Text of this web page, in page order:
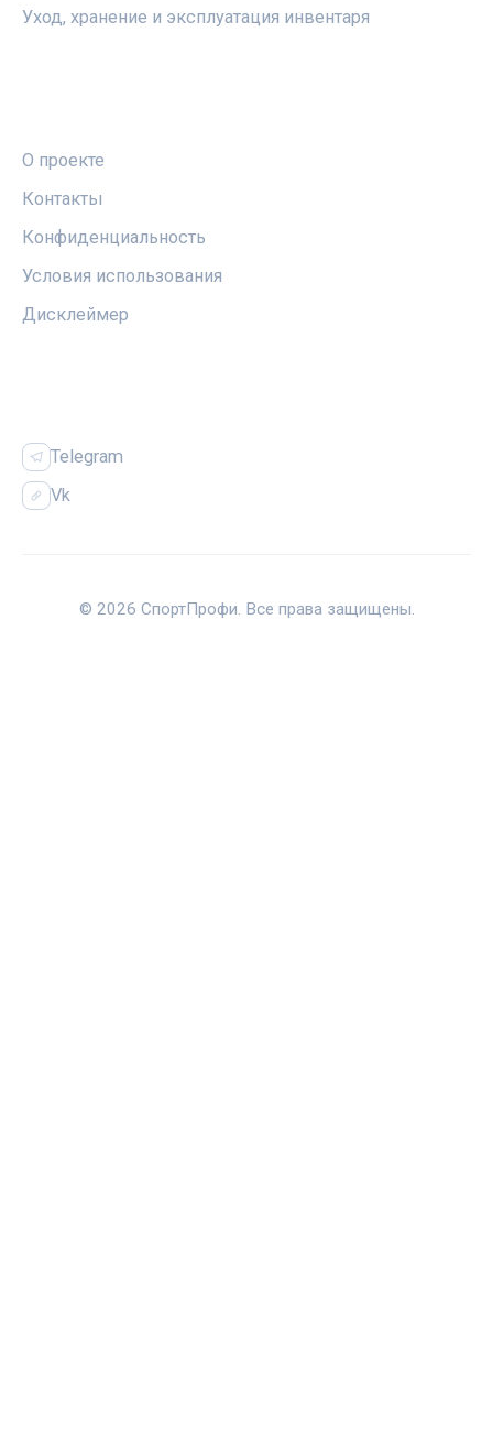
Уход, хранение и эксплуатация инвентаря
О проекте
Контакты
Конфиденциальность
Условия использования
Дисклеймер
Telegram
Vk
© 2026 СпортПрофи. Все права защищены.